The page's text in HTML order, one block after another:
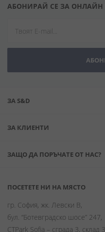
АБОНИРАЙ СЕ ЗА
ЗА S&D
ЗА КЛИЕНТИ
ЗАЩО ДА ПОРЪЧАТЕ ОТ НАС?
ПОСЕТЕТЕ НИ НА МЯСТО
гр. София, жк. Левски В,
бул. “Ботевградско шосе” 247,
CTPark Sofia – сграда 3, склад